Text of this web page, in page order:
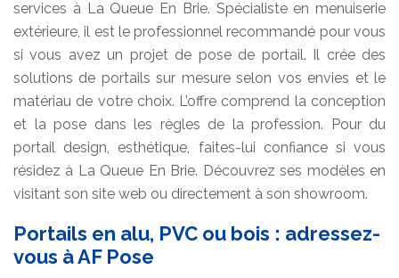
services à La Queue En Brie. Spécialiste en menuiserie
extérieure, il est le professionnel recommandé pour vous
si vous avez un projet de pose de portail. Il crée des
solutions de portails sur mesure selon vos envies et le
matériau de votre choix. L’offre comprend la conception
et la pose dans les règles de la profession. Pour du
portail design, esthétique, faites-lui confiance si vous
résidez à La Queue En Brie. Découvrez ses modèles en
visitant son site web ou directement à son showroom.
Portails en alu, PVC ou bois : adressez-
vous à AF Pose